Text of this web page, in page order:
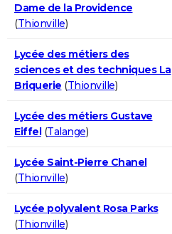
Dame de la Providence
(Thionville)
Lycée des métiers des
sciences et des techniques La
Briquerie (Thionville)
Lycée des métiers Gustave
Eiffel(Talange)
Lycée Saint-Pierre Chanel
(Thionville)
Lycée polyvalent Rosa Parks
(Thionville)